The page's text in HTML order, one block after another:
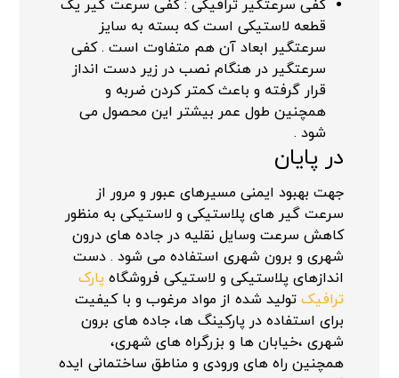
کفی سرعتگیر ترافیکی : کفی سرعت گیر یک
قطعه لاستیکی است که بسته به سایز
سرعتگیر ابعاد آن هم متفاوت است . کفی
سرعتگیر در هنگام نصب در زیر دست انداز
قرار گرفته و باعث کمتر کردن ضربه و
همچنین طول عمر بیشتر این محصول می
شود .
در پایان
جهت بهبود ایمنی مسیرهای عبور و مرور از
سرعت گیر های پلاستیکی و لاستیکی به منظور
کاهش سرعت وسایل نقلیه در جاده های درون
شهری و برون شهری استفاده می شود . دست
اندازهای پلاستیکی و لاستیکی فروشگاه پارک
ترافیک تولید شده از مواد مرغوب و با کیفیت
برای استفاده در پارکینگ ها، جاده های برون
شهری ،خیابان ها و بزرگراه های شهری،
همچنین راه های ورودی و مناطق ساختمانی ایده